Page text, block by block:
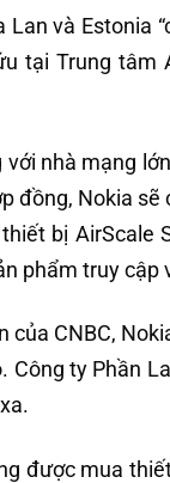
và Estonia
tại Trung
nhà mạng
đồng, Nokia sẽ
bị AirScale
phẩm truy cập
CNBC,
ty Phần
được mua